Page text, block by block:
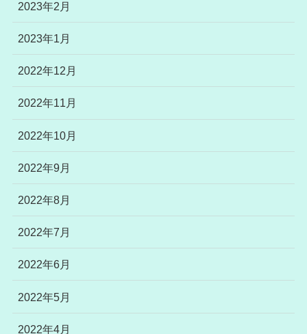
2023年2月
2023年1月
2022年12月
2022年11月
2022年10月
2022年9月
2022年8月
2022年7月
2022年6月
2022年5月
2022年4月